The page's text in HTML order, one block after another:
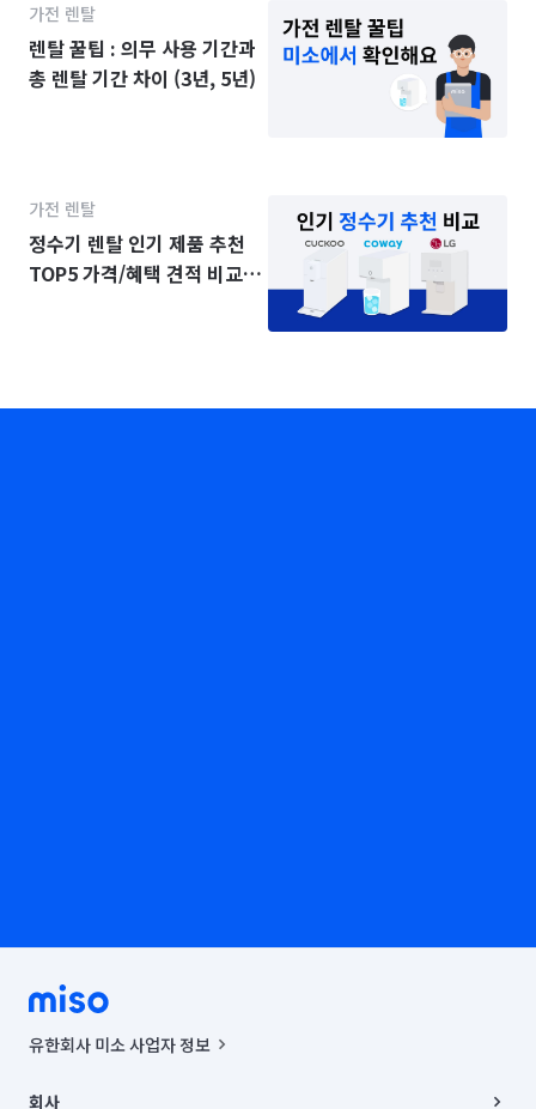
가전 렌탈
렌탈 꿀팁 : 의무 사용 기간과
총 렌탈 기간 차이 (3년, 5년)
가전 렌탈
정수기 렌탈 인기 제품 추천
TOP5 가격/혜택 견적 비교
유한회사 미소 사업자 정보
00019 |
회사